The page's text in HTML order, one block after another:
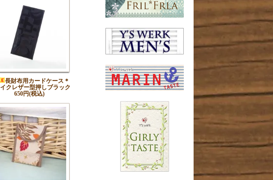
長財布用カードケース＊
クレザー型押しブラック
650円(税込)